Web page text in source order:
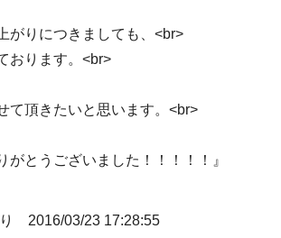
がりにつきましても、<br>
おります。<br>
て頂きたいと思います。<br>
がとうございました！！！！！』
2016/03/23 17:28:55